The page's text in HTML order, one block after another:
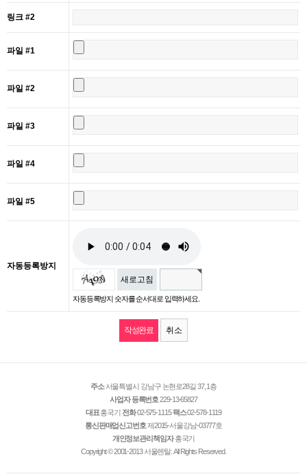
링크 #2
파일 #1
파일 #2
파일 #3
파일 #4
파일 #5
자동등록방지
새로고침
자동등록방지 숫자를 순서대로 입력하세요.
취소
주소서울특별시 강남구 논현로28길 37, 1층
사업자 등록번호229-13-65827
대표홍국기 전화02-575-1115팩스02-578-1119
통신판매업신고번호제2015-서울강남-03777호
개인정보관리책임자홍국기
Copyright © 2001-2013 서울렌탈. All Rights Reserved.